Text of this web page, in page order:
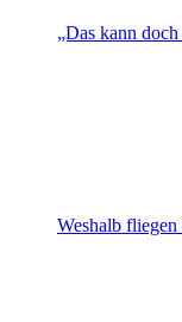
„Das kann
Weshalb